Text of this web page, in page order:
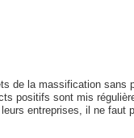
de la massification sans
positifs sont mis
entreprises, il ne faut